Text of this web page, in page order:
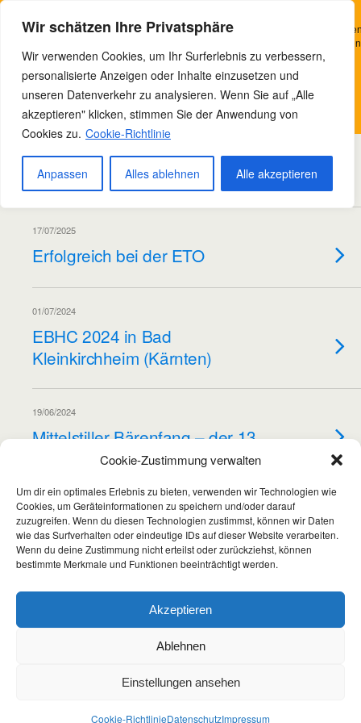
Wir schätzen Ihre Privatsphäre
Wir verwenden Cookies, um Ihr Surferlebnis zu verbessern,
personalisierte Anzeigen oder Inhalte einzusetzen und
unseren Datenverkehr zu analysieren. Wenn Sie auf „Alle
akzeptieren" klicken, stimmen Sie der Anwendung von
Cookies zu. Cookie-Richtlinie
Anpassen Alles ablehnen Alle akzeptieren
Cookie-Zustimmung verwalten
Um dir ein optimales Erlebnis zu bieten, verwenden wir Technologien wie
Cookies, um Geräteinformationen zu speichern und/oder darauf
zuzugreifen. Wenn du diesen Technologien zustimmst, können wir Daten
wie das Surfverhalten oder eindeutige IDs auf dieser Website verarbeiten.
Wenn du deine Zustimmung nicht erteilst oder zurückziehst, können
bestimmte Merkmale und Funktionen beeinträchtigt werden.
Akzeptieren
Ablehnen
Einstellungen ansehen
Cookie-RichtlinieDatenschutzImpressum
Bowteam e.V. Nordhausen
Tags › Archery
Von der EBHC in Ungarn
17/07/2025
Erfolgreich bei der ETO
01/07/2024
EBHC 2024 in Bad
Kleinkirchheim (Kärnten)
19/06/2024
Mittelstiller Bärenfang – der 13.
08/10/2023
Дружба-Turnier
Weitere Mit Diesem Tag Laden…
Zum Seitenanfang
Mobil Desktop
Anzeigen oder Inhalte bereitzustellen und unseren Datenverkehr zu
Indem Sie auf „Alle akzeptieren“ klicken, stimmen Sie unserer Verwendung von
Cookies zu.
Verstanden
Datenschutzerklärung
Wir verwenden Cookies, um dir die bestmögliche Erfahrung
auf unserer Website zu bieten.
wir verwenden oder sie ausschalten.